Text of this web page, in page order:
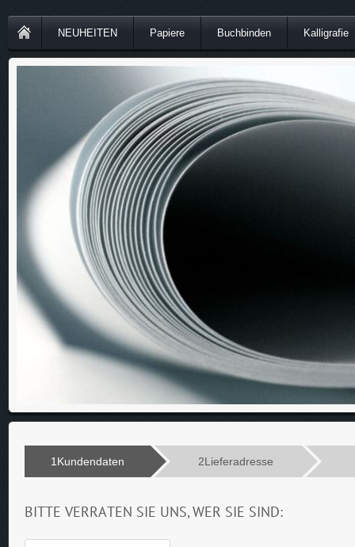
NEUHEITEN Papiere Buchbinden Kalligrafie
1 Kundendaten 2Lieferadresse
BITTE VERRATEN SIE UNS, WER SIE SIND: